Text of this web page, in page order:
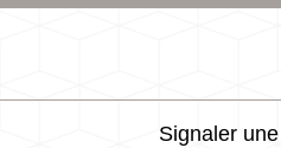
Signaler